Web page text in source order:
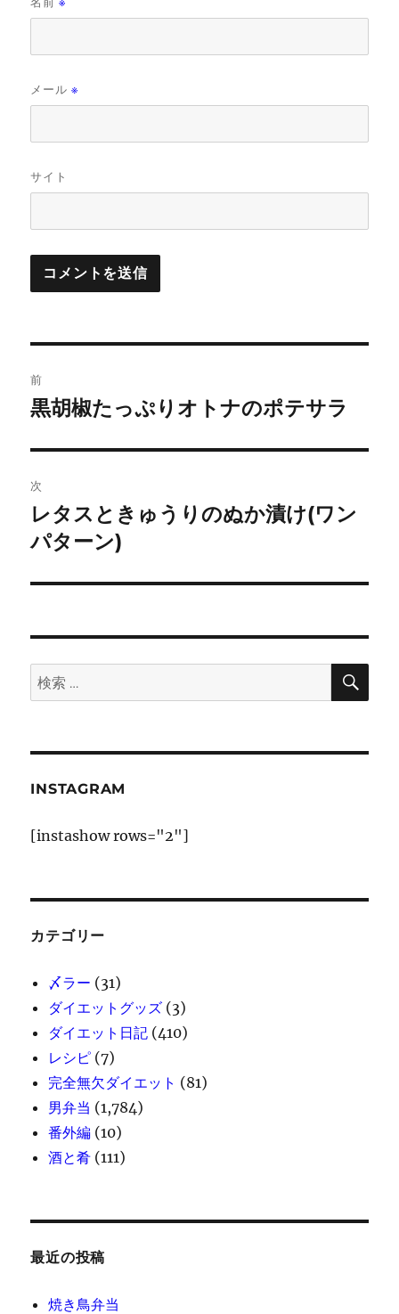
メール※
サイト
稿
ビ
ゲ
ー
シ
ン
前
前
投
稿:
黒胡椒たっぷりオトナのポテサラ
次
次
の
稿:
レタスときゅうりのぬか漬け(ワン
パターン)
検
索:
検
INSTAGRAM
[instashow rows="2"]
カテゴリー
〆ラー (31)
ダイエットグッズ (3)
ダイエット日記 (410)
レシピ (7)
完全無欠ダイエット (81)
男弁当 (1,784)
番外編 (10)
酒と肴 (111)
最近の投稿
焼き鳥弁当